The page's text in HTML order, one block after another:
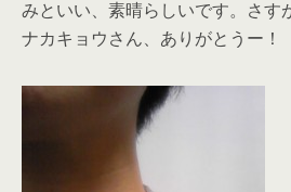
みといい、素晴らしいです。さす
ナカキョウさん、ありがとうー！